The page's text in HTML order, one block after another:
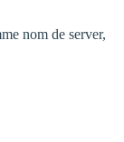
nom de server,